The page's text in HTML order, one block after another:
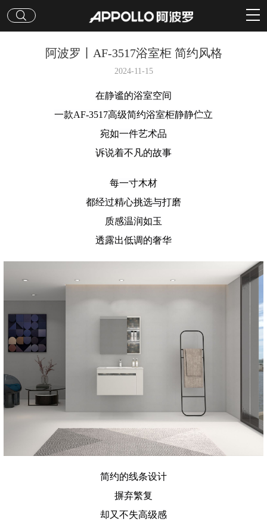
阿波罗丨AF-3517浴室柜 简约风格
2024-11-15
在静谧的浴室空间
一款AF-3517高级简约浴室柜静静伫立
宛如一件艺术品
诉说着不凡的故事
每一寸木材
都经过精心挑选与打磨
质感温润如玉
透露出低调的奢华
简约的线条设计
摒弃繁复
却又不失高级感